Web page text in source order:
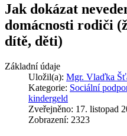
Jak dokázat
domácnosti rodiči
dítě, děti)
Základní údaje
Uložil(a): Mgr. Vlaďka
Kategorie: Sociální
kindergeld
Zveřejněno: 17. listopad
Zobrazení: 2323